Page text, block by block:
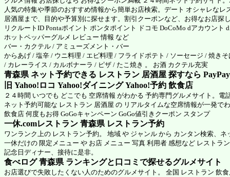
人気の特集や季節のおすすめ情報から簡単お店検索。デート オシャレなレ
居酒屋まで、目的や予算別に探せます。割引クーポンなど、お得なお店探
リクルートID Pontaポイント ポンタポイント ドコモ DoCoMo dアカウント
ホットペッパーグルメ レビュー 情報 など
バー・カクテル / アミューズメント・バー
からあげ / 塩辛 / ウニ料理 / エビ料理 / フライドポテト / ソーセージ / 焼き
/ カレーライス / カルボナーラ / ピザ / たこ焼き 。 お酒 カクテル充実
青森県 ネット予約できる レストラン 居酒屋 探すなら
旧 Yahoo!ロコ Yahoo!ダイニング Yahoo!予約 飲食店
２４時間 いつでも どこでも 空席情報 がわかる 予約専門グルメサイト。電
ネット予約可能な レストラン 居酒屋 の リアルタイムな空席情報が一発で
飲食店 何度もお得 GoGoキャンペーン GoGo値引きクーポン スタンプ
一休.comレストラン 青森県 レストラン予約
ワンランク上の レストラン予約。 地域 や ジャンル から カンタン検索、ネ
一休だけの 限定メニュー や お店 メニュー 写真 利用者 感想など レストラ
記念日ディナー、接待に是非。
食べログ 青森県 ランキングと口コミで探せるグルメサイト
お店選びで失敗したくない人のためのグルメサイト。 全国 レストラン 飲